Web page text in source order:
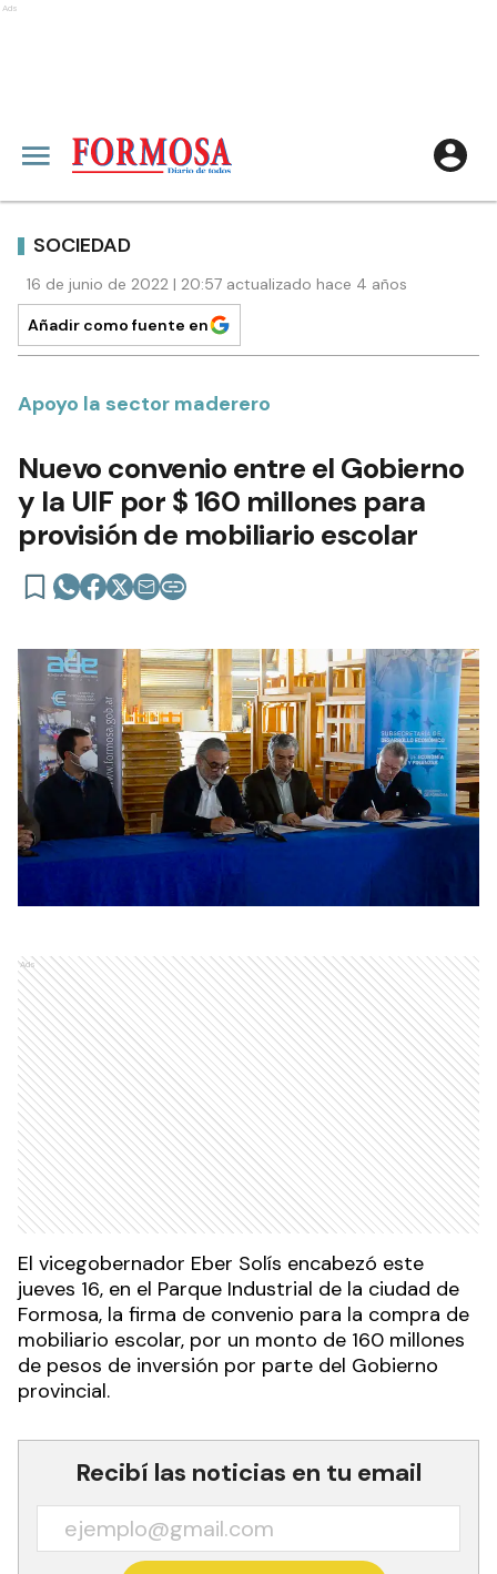
Ads
SOCIEDAD
16 de junio de 2022 | 20:57 actualizado hace 4 años
Añadir como fuente en
Apoyo la sector maderero
Nuevo convenio entre el Gobierno
y la UIF por $ 160 millones para
provisión de mobiliario escolar
Ads
El vicegobernador Eber Solís encabezó este
jueves 16, en el Parque Industrial de la ciudad de
Formosa, la firma de convenio para la compra de
mobiliario escolar, por un monto de 160 millones
de pesos de inversión por parte del Gobierno
provincial.
Recibí las noticias en tu email